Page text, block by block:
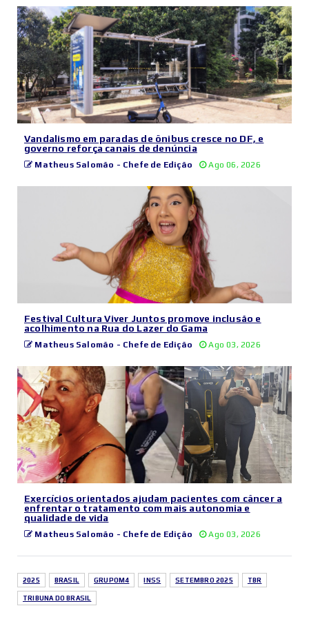
Vandalismo em paradas de ônibus cresce no DF, e
governo reforça canais de denúncia
Matheus Salomão - Chefe de Edição Ago 06, 2026
Festival Cultura Viver Juntos promove inclusão e
acolhimento na Rua do Lazer do Gama
Matheus Salomão - Chefe de Edição Ago 03, 2026
Exercícios orientados ajudam pacientes com câncer a
enfrentar o tratamento com mais autonomia e
qualidade de vida
Matheus Salomão - Chefe de Edição Ago 03, 2026
2025 BRASIL GRUPOM4 INSS SETEMBRO 2025 TBR
TRIBUNA DO BRASIL